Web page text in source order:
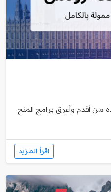
أقدم وأعرق برامج المنح
اقرأ المزيد